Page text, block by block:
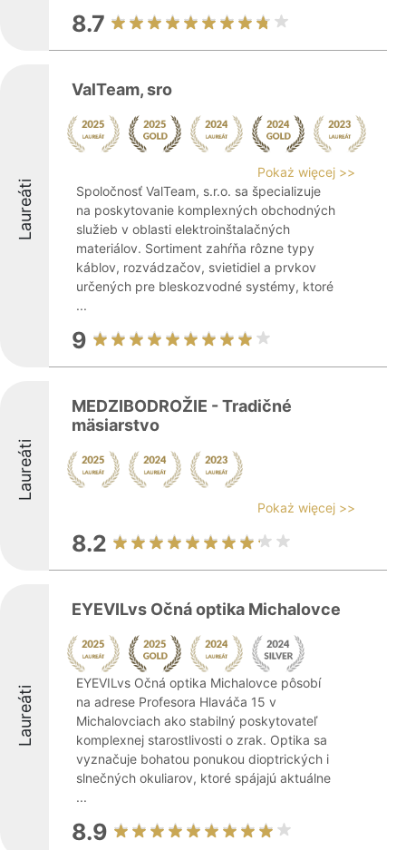
8.7
Laureáti
ValTeam, sro
Pokaż więcej >>
Spoločnosť ValTeam, s.r.o. sa špecializuje
na poskytovanie komplexných obchodných
služieb v oblasti elektroinštalačných
materiálov. Sortiment zahŕňa rôzne typy
káblov, rozvádzačov, svietidiel a prvkov
určených pre bleskozvodné systémy, ktoré
...
9
Laureáti
MEDZIBODROŽIE - Tradičné
mäsiarstvo
Pokaż więcej >>
8.2
Laureáti
EYEVILvs Očná optika Michalovce
EYEVILvs Očná optika Michalovce pôsobí
na adrese Profesora Hlaváča 15 v
Michalovciach ako stabilný poskytovateľ
komplexnej starostlivosti o zrak. Optika sa
vyznačuje bohatou ponukou dioptrických i
slnečných okuliarov, ktoré spájajú aktuálne
...
8.9